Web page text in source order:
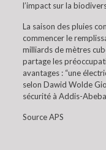
l’impact sur la
La saison des pluies
commencer le
milliards de mètres
partage les
avantages : “une
selon Dawid Wolde
sécurité à Addis-
Source APS